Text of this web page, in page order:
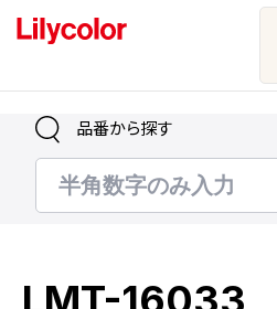
ログイン・新規会員登録
お気に入り
品番から探す